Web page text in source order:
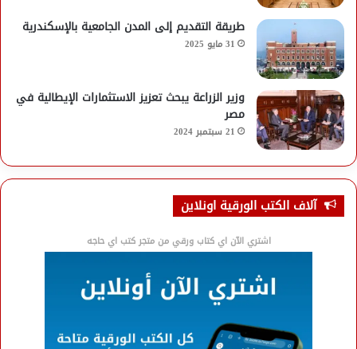
طريقة التقديم إلى المدن الجامعية بالإسكندرية
31 مايو 2025
وزير الزراعة يبحث تعزيز الاستثمارات الإيطالية في
مصر
21 سبتمبر 2024
آلاف الكتب الورقية اونلاين
اشتري الآن اي كتاب ورقي من متجر كتب اي حاجه